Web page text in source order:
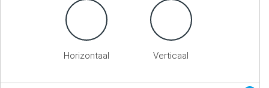
Horizontaal Verticaal